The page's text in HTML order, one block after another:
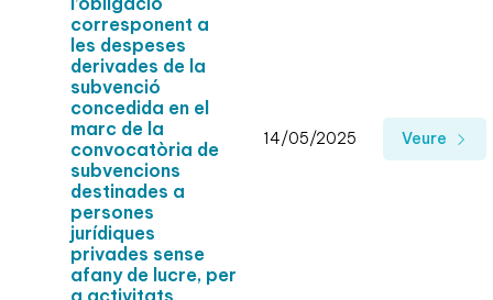
corresponent a
les despeses
derivades de la
subvenció
concedida en el
marc de la
convocatòria de
subvencions
destinades a
persones
jurídiques
privades sense
afany de lucre, per
14/05/2025 Veure